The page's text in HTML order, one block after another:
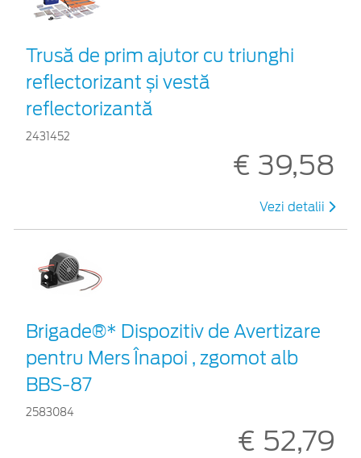
Trusă de prim ajutor cu triunghi
reflectorizant și vestă
reflectorizantă
2431452
€ 39,58
Vezi detalii
Brigade®* Dispozitiv de Avertizare
pentru Mers Înapoi , zgomot alb
BBS-87
2583084
€ 52,79